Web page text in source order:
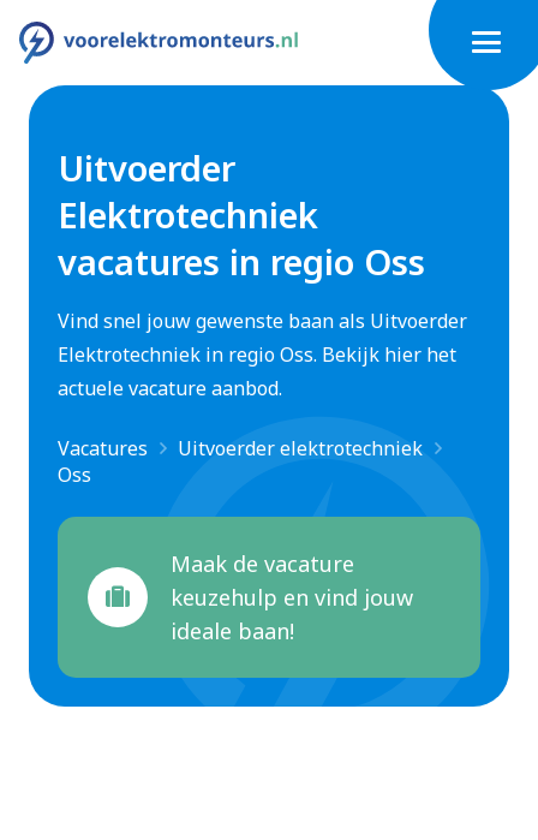
Uitvoerder
Elektrotechniek
vacatures in regio Oss
Vind snel jouw gewenste baan als Uitvoerder
Elektrotechniek in regio Oss. Bekijk hier het
actuele vacature aanbod.
Vacatures
Uitvoerder elektrotechniek
Oss
Maak de vacature
keuzehulp en vind jouw
ideale baan!